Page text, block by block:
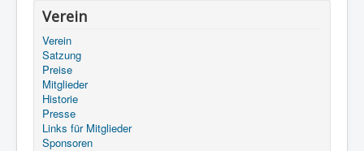
Verein
Verein
Satzung
Preise
Mitglieder
Historie
Presse
Links für Mitglieder
Sponsoren